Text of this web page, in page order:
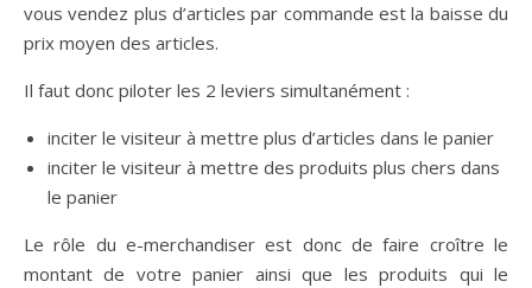
vous vendez plus d’articles par commande est la baisse du
prix moyen des articles.
Il faut donc piloter les 2 leviers simultanément :
inciter le visiteur à mettre plus d’articles dans le panier
inciter le visiteur à mettre des produits plus chers dans
le panier
Le rôle du e-merchandiser est donc de faire croître le
montant de votre panier ainsi que les produits qui le